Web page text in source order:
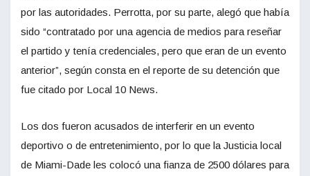
por las autoridades. Perrotta, por su parte, alegó que había
sido “contratado por una agencia de medios para reseñar
el partido y tenía credenciales, pero que eran de un evento
anterior”, según consta en el reporte de su detención que
fue citado por Local 10 News.
Los dos fueron acusados de interferir en un evento
deportivo o de entretenimiento, por lo que la Justicia local
de Miami-Dade les colocó una fianza de 2500 dólares para